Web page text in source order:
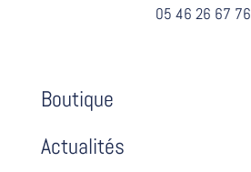
05 46 26 67 76
Boutique
Actualités